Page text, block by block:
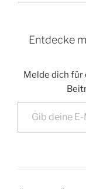
Entdecke
Melde dich für
Gib deine E-Mail-Adresse ein ...